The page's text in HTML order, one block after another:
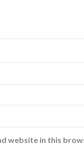
website in this